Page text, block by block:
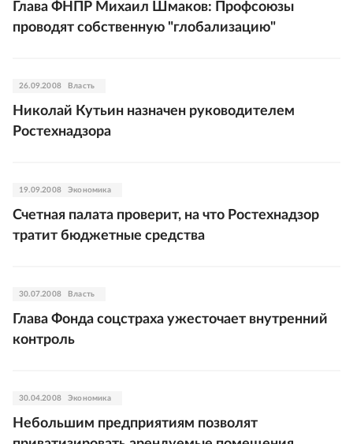
Глава ФНПР Михаил Шмаков: Профсоюзы
проводят собственную "глобализацию"
26.09.2008 Власть
Николай Кутьин назначен руководителем
Ростехнадзора
19.09.2008 Экономика
Счетная палата проверит, на что Ростехнадзор
тратит бюджетные средства
30.07.2008 Власть
Глава Фонда соцстраха ужесточает внутренний
контроль
30.04.2008 Экономика
Небольшим предприятиям позволят